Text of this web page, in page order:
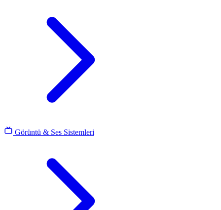
Görüntü & Ses Sistemleri